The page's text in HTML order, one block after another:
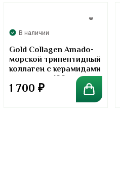
В наличии
Gold Collagen Amado-
морской трипептидный
коллаген с керамидами
в порошке. 100 грамм
1 700 ₽